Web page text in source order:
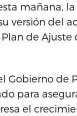
mañana,
versión del
de
Gobierno de
para
el